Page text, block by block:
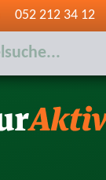
052 212 34 12